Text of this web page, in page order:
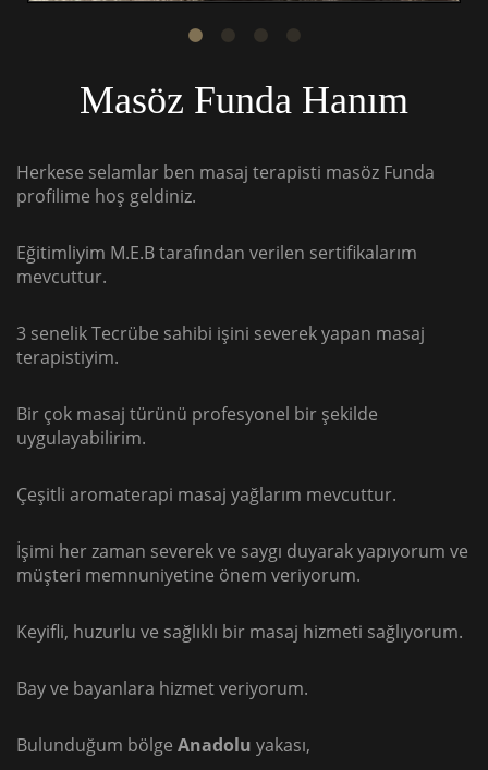
Masöz Funda Hanım
Herkese selamlar ben masaj terapisti masöz Funda
profilime hoş geldiniz.
Eğitimliyim M.E.B tarafından verilen sertifikalarım
mevcuttur.
3 senelik Tecrübe sahibi işini severek yapan masaj
terapistiyim.
Bir çok masaj türünü profesyonel bir şekilde
uygulayabilirim.
Çeşitli aromaterapi masaj yağlarım mevcuttur.
İşimi her zaman severek ve saygı duyarak yapıyorum ve
müşteri memnuniyetine önem veriyorum.
Keyifli, huzurlu ve sağlıklı bir masaj hizmeti sağlıyorum.
Bay ve bayanlara hizmet veriyorum.
Bulunduğum bölge Anadolu yakası,